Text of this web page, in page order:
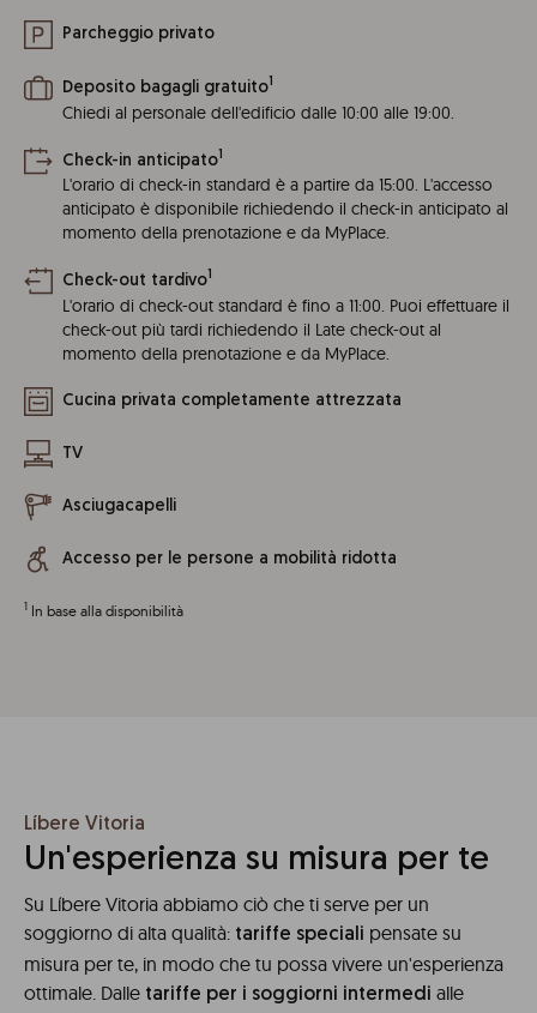
Parcheggio privato
Deposito bagagli gratuito1
Chiedi al personale dell'edificio dalle 10:00 alle 19:00.
Check-in anticipato1
L'orario di check-in standard è a partire da 15:00. L'accesso
anticipato è disponibile richiedendo il check-in anticipato al
momento della prenotazione e da MyPlace.
Check-out tardivo1
L'orario di check-out standard è fino a 11:00. Puoi effettuare il
check-out più tardi richiedendo il Late check-out al
momento della prenotazione e da MyPlace.
Cucina privata completamente attrezzata
TV
Asciugacapelli
Accesso per le persone a mobilità ridotta
1 In base alla disponibilità
Líbere Vitoria
Un'esperienza su misura per te
Su Líbere Vitoria abbiamo ciò che ti serve per un
soggiorno di alta qualità: tariffe speciali pensate su
misura per te, in modo che tu possa vivere un'esperienza
ottimale. Dalle tariffe per i soggiorni intermedi alle